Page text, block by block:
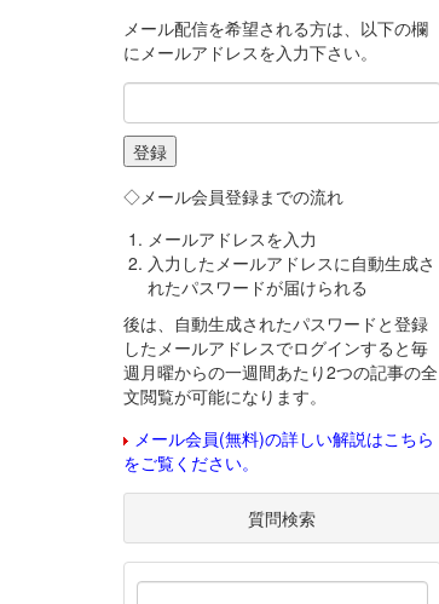
メール配信を希望される方は、以下の欄
にメールアドレスを入力下さい。
◇メール会員登録までの流れ
メールアドレスを入力
入力したメールアドレスに自動生成さ
れたパスワードが届けられる
後は、自動生成されたパスワードと登録
したメールアドレスでログインすると毎
週月曜からの一週間あたり2つの記事の全
文閲覧が可能になります。
メール会員(無料)の詳しい解説はこちら
をご覧ください。
質問検索